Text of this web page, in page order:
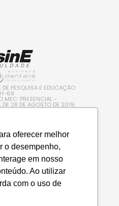
oferecer melhor
o desempenho,
em nosso
Ao utilizar
com o uso de
DE PESQUISA E EDUCAÇÃO
69
MEC: PRESENCIAL -
DE 28 DE AGOSTO DE 2019,
EM 29/08/2019 / EAD –